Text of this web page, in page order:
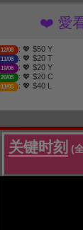
❤️ 愛
12/08 : 💖 $50 Y
11/08 : 💖 $20 T
19/06 : 💖 $20 Y
20/05 : 💖 $20 C
11/05 : 💖 $40 L
关键时刻 (